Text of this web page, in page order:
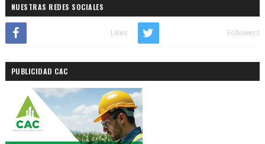
NUESTRAS REDES SOCIALES
Likes Followers
PUBLICIDAD CAC